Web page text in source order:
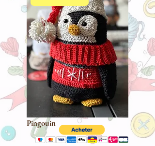
Pingouin